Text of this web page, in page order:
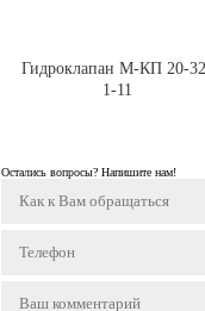
Гидроклапан М-КП 20-
1-11
Остались вопросы? Напишите нам!